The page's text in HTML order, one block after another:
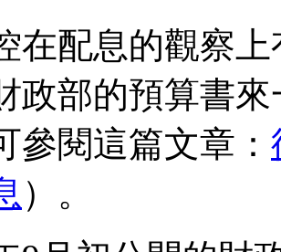
在配息的觀察
政部的預算書
參閱這篇文章：
）。